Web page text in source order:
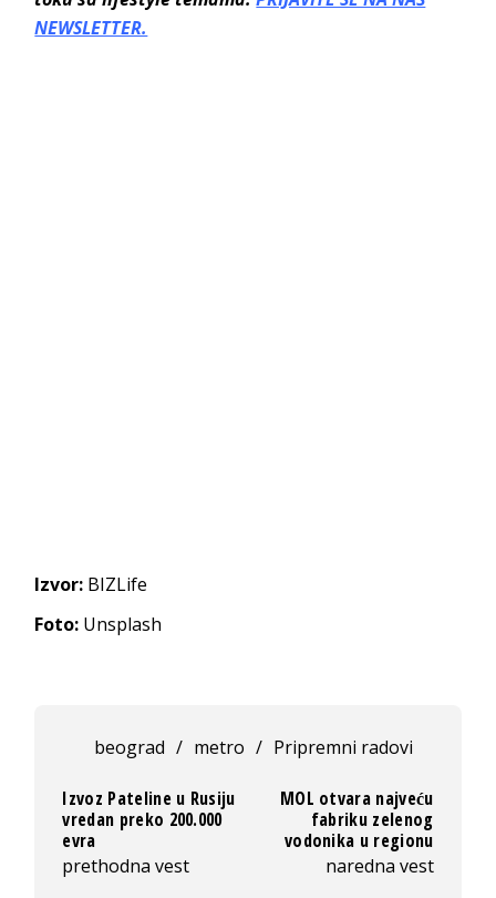
NEWSLETTER.
Izvor: BIZLife
Foto: Unsplash
beograd / metro / Pripremni radovi
Izvoz Pateline u Rusiju
vredan preko 200.000
evra
prethodna vest
MOL otvara najveću
fabriku zelenog
vodonika u regionu
naredna vest